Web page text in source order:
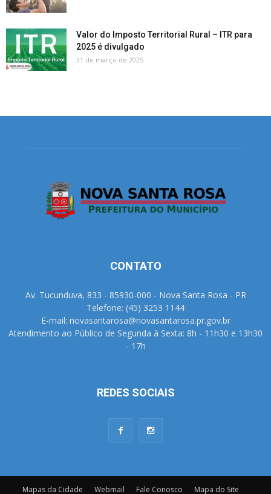
Valor do Imposto Territorial Rural – ITR para
2025 é divulgado
31 de março de 2025
CONTATO
Av. Tucunduva, 833 - 85930-000 - Nova Santa Rosa - PR
Telefone: (45) 3253 1144
E-mail: novasantarosa@novasantarosa.pr.gov.br
Atendimento ao Público de Segunda à Sexta: 8h - 11h30 e 13h30
- 17h
REDES SOCIAIS
Mapas da Cidade Webmail Fale Conosco Mapa do Site